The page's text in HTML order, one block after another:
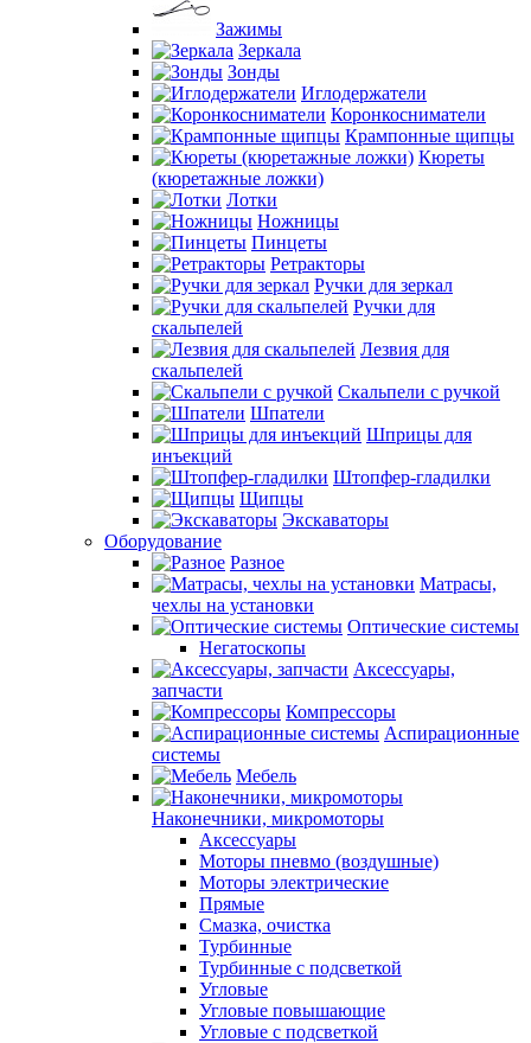
Зажимы
Зеркала
Зонды
Иглодержатели
Коронкосниматели
Крампонные щипцы
Кюреты
(кюретажные ложки)
Лотки
Ножницы
Пинцеты
Ретракторы
Ручки для зеркал
Ручки для
скальпелей
Лезвия для
скальпелей
Скальпели с ручкой
Шпатели
Шприцы для
инъекций
Штопфер-гладилки
Щипцы
Экскаваторы
Оборудование
Разное
Матрасы,
чехлы на установки
Оптические системы
Негатоскопы
Аксессуары,
запчасти
Компрессоры
Аспирационные
системы
Мебель
Наконечники, микромоторы
Аксессуары
Моторы пневмо (воздушные)
Моторы электрические
Прямые
Смазка, очистка
Турбинные
Турбинные с подсветкой
Угловые
Угловые повышающие
Угловые с подсветкой